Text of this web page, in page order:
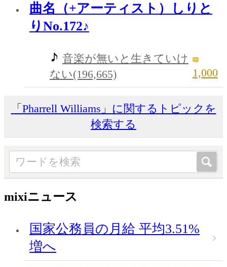
曲名（+アーティスト）しりと
りNo.172♪
音楽が無いと生きていけ
ない(196,665)
1,000
「Pharrell Williams」に関するトピックを
検索する
mixiニュース
国家公務員の月給 平均3.51%
増へ